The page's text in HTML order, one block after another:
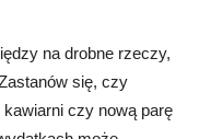
na drobne rzeczy,
się, czy
czy nową parę